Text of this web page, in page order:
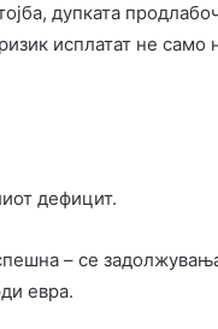
дупката
исплатат не само
дефицит.
– се
евра.